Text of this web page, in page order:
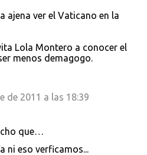
ajena ver el Vaticano en la
Lola Montero a conocer el
menos demagogo.
de 2011 a las 18:39
que…
ni eso verficamos...